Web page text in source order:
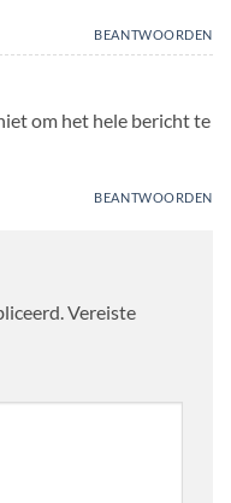
BEANTWOORDEN
om het hele bericht te
BEANTWOORDEN
Vereiste